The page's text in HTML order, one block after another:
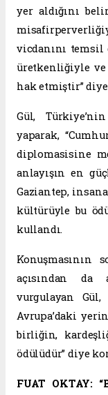
yer aldığını
vicdanını temsil
üretkenliğiyle ve
hak etmiştir”
Gül,
yaparak,
diplomasisine
anlayışın en
Gaziantep,
kültürüyle bu
kullandı.
Konuşmasının
açısından da
vurgulayan Gül,
Avrupa’daki
birliğin,
ödülüdür” diye
FUAT OKTAY: